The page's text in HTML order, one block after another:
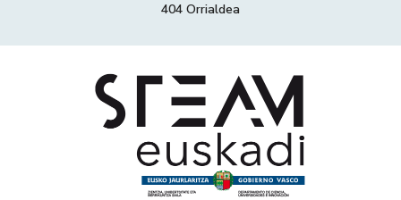
404 Orrialdea